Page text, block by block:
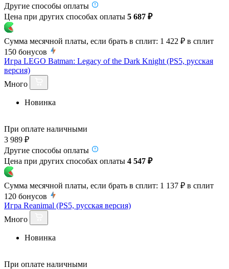
Другие способы оплаты
Цена при других способах оплаты 5 687 ₽
Сумма месячной платы, если брать в сплит: 1 422 ₽ в сплит
150 бонусов
Игра LEGO Batman: Legacy of the Dark Knight (PS5, русская
версия)
Много
Новинка
При оплате наличными
3 989 ₽
Другие способы оплаты
Цена при других способах оплаты 4 547 ₽
Сумма месячной платы, если брать в сплит: 1 137 ₽ в сплит
120 бонусов
Игра Reanimal (PS5, русская версия)
Много
Новинка
При оплате наличными